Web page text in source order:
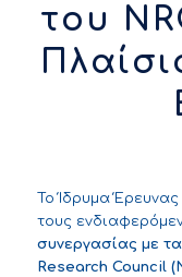
του
Το Ίδρυμα Έρευνας
τους
συνεργασίας με
Research Council(